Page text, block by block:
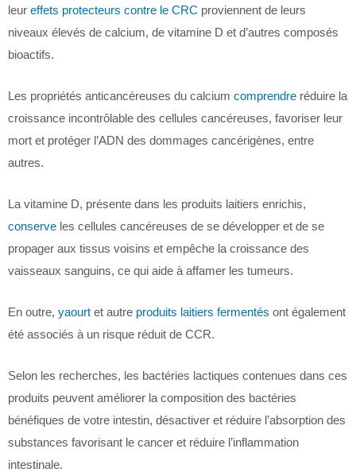
leur effets protecteurs contre le CRC proviennent de leurs
niveaux élevés de calcium, de vitamine D et d’autres composés
bioactifs.
Les propriétés anticancéreuses du calcium comprendre réduire la
croissance incontrôlable des cellules cancéreuses, favoriser leur
mort et protéger l’ADN des dommages cancérigènes, entre
autres.
La vitamine D, présente dans les produits laitiers enrichis,
conserve les cellules cancéreuses de se développer et de se
propager aux tissus voisins et empêche la croissance des
vaisseaux sanguins, ce qui aide à affamer les tumeurs.
En outre, yaourt et autre produits laitiers fermentés ont également
été associés à un risque réduit de CCR.
Selon les recherches, les bactéries lactiques contenues dans ces
produits peuvent améliorer la composition des bactéries
bénéfiques de votre intestin, désactiver et réduire l’absorption des
substances favorisant le cancer et réduire l’inflammation
intestinale.